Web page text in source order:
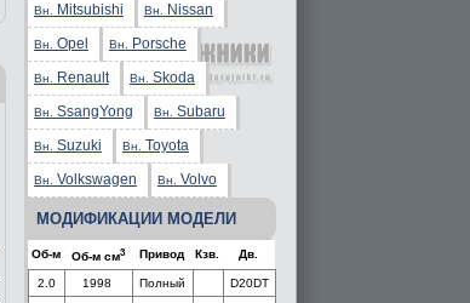
Вн. Mitsubishi Вн. Nissan
Вн. Opel Вн. Porsche
Вн. Renault Вн. Skoda
Вн. SsangYong Вн. Subaru
Вн. Suzuki Вн. Toyota
Вн. Volkswagen Вн. Volvo
МОДИФИКАЦИИ МОДЕЛИ
Об-м Об-м см3 Привод Кзв. Дв.
2.0 1998 Полный D20DT